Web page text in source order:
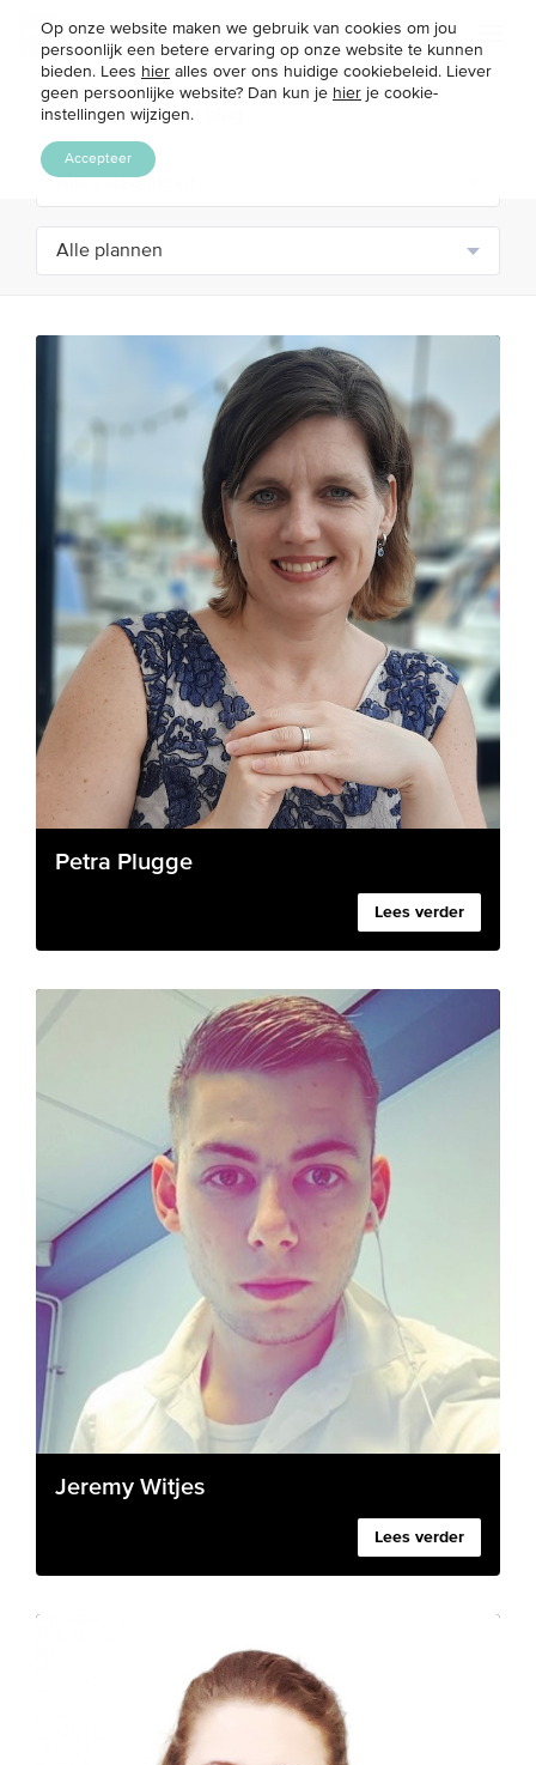
Petra Plugge
Lees verder
Jeremy Witjes
Lees verder
Op onze website maken we gebruik van cookies om jou
persoonlijk een betere ervaring op onze website te kunnen
bieden. Lees hier alles over ons huidige cookiebeleid. Liever
geen persoonlijke website? Dan kun je hier je cookie-
instellingen wijzigen.
Accepteer